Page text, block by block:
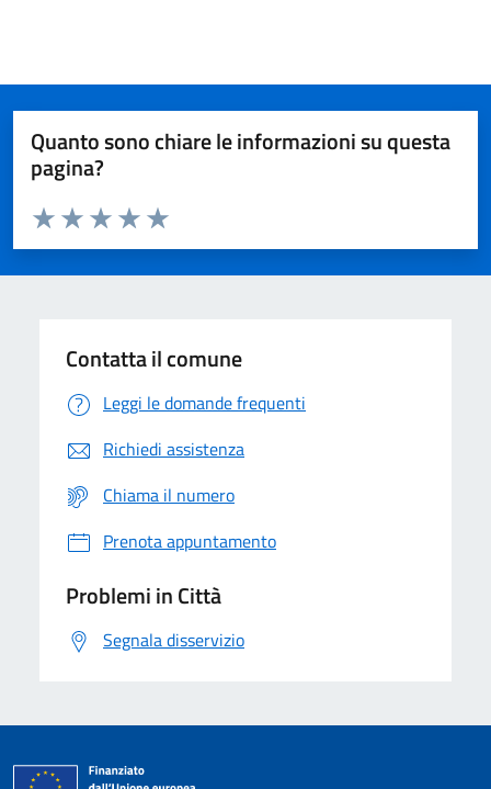
Quanto sono chiare le informazioni su questa
pagina?
Domanda
Valuta da 1 a 5 stelle la pagina
Valuta 5 stelle su 5
Valuta 4 stelle su 5
Valuta 3 stelle su 5
Valuta 2 stelle su 5
Valuta 1 stelle su 5
Contatta il comune
Leggi le domande frequenti
Richiedi assistenza
Chiama il numero
Prenota appuntamento
Problemi in Città
Segnala disservizio